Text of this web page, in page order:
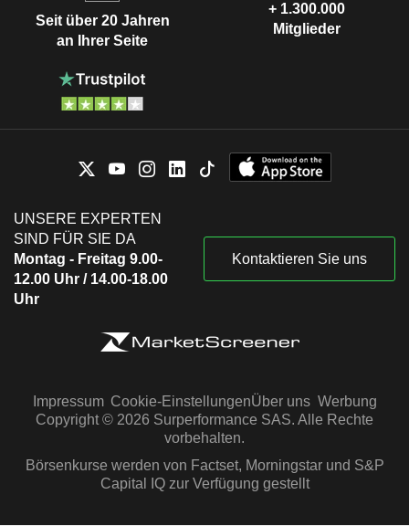
Seit über 20 Jahren
an Ihrer Seite
+ 1.300.000
Mitglieder
UNSERE EXPERTEN
SIND FÜR SIE DA
Montag - Freitag 9.00-
12.00 Uhr / 14.00-18.00
Uhr
Kontaktieren Sie uns
Impressum Cookie-EinstellungenÜber uns Werbung
Copyright © 2026 Surperformance SAS. Alle Rechte
vorbehalten.
Börsenkurse werden von Factset, Morningstar und S&P
Capital IQ zur Verfügung gestellt